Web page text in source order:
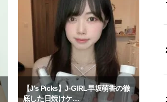
【J’s Picks】J-GIRL早坂萌香の徹
底した日焼けケ…